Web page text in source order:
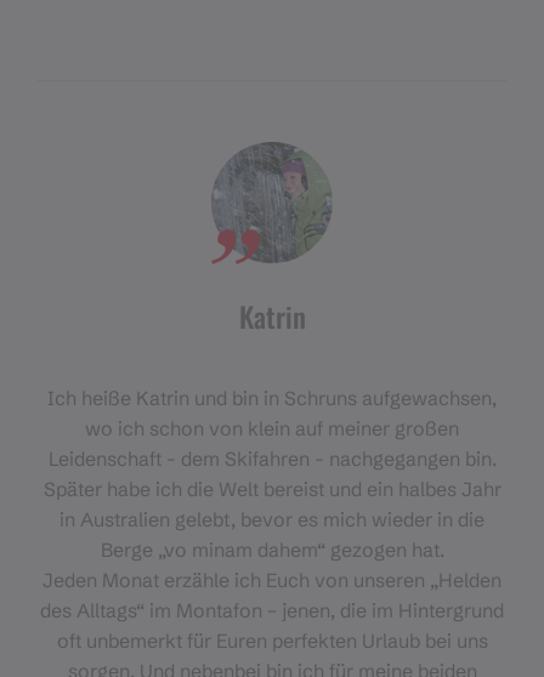
Katrin
Ich heiße Katrin und bin in Schruns aufgewachsen,
wo ich schon von klein auf meiner großen
Leidenschaft - dem Skifahren - nachgegangen bin.
Später habe ich die Welt bereist und ein halbes Jahr
in Australien gelebt, bevor es mich wieder in die
Berge „vo minam dahem“ gezogen hat.
Jeden Monat erzähle ich Euch von unseren „Helden
des Alltags“ im Montafon – jenen, die im Hintergrund
oft unbemerkt für Euren perfekten Urlaub bei uns
sorgen. Und nebenbei bin ich für meine beiden